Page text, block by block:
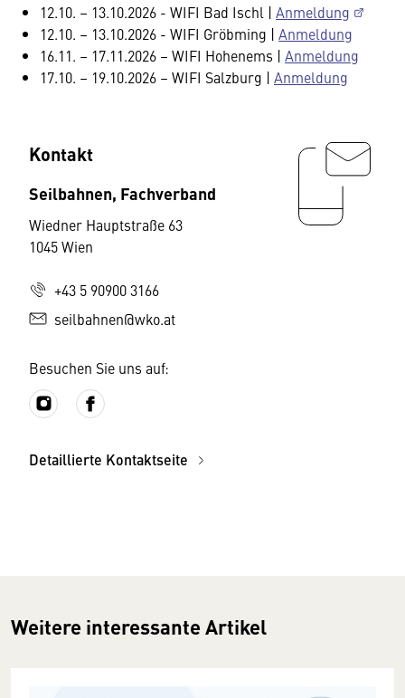
12.10. – 13.10.2026 - WIFI Bad Ischl | Anmeldung
12.10. – 13.10.2026 - WIFI Gröbming | Anmeldung
16.11. – 17.11.2026 – WIFI Hohenems | Anmeldung
17.10. – 19.10.2026 – WIFI Salzburg | Anmeldung
Kontakt
Seilbahnen, Fachverband
Wiedner Hauptstraße 63
1045 Wien
+43 5 90900 3166
seilbahnen@wko.at
Besuchen Sie uns auf:
Detaillierte Kontaktseite
Weitere interessante Artikel